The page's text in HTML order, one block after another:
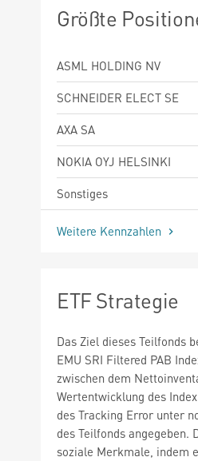
Größte
ASML HOLDING NV
SCHNEIDER ELECT SE
AXA SA
NOKIA OYJ HELSINKI
Sonstiges
Weitere Kennzahlen
ETF Strategie
Das Ziel dieses Teilfonds
EMU SRI Filtered PAB
zwischen dem
Wertentwicklung des
des Tracking Error unter
des Teilfonds
soziale Merkmale, indem